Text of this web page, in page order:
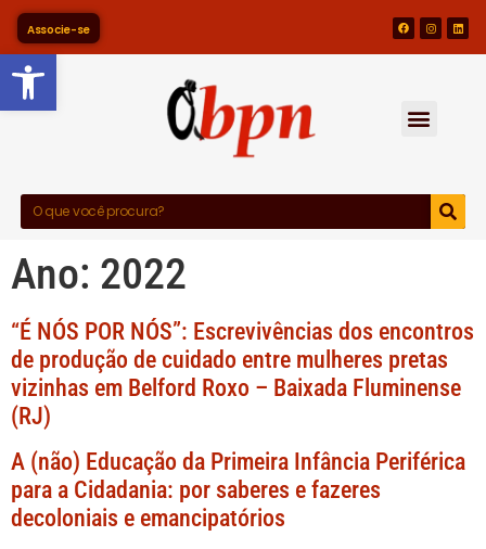
Barra de Ferramentas
Associe-se
Ano: 2022
“É NÓS POR NÓS”: Escrevivências dos encontros
de produção de cuidado entre mulheres pretas
vizinhas em Belford Roxo – Baixada Fluminense
(RJ)
A (não) Educação da Primeira Infância Periférica
para a Cidadania: por saberes e fazeres
decoloniais e emancipatórios